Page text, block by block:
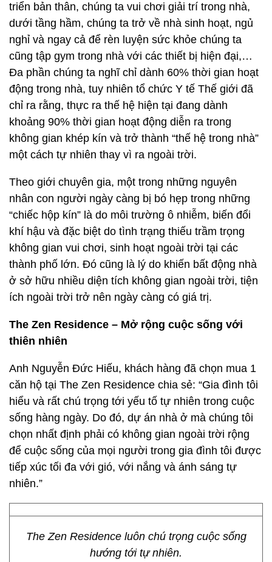
triển bản thân, chúng ta vui chơi giải trí trong nhà,
dưới tầng hầm, chúng ta trở về nhà sinh hoạt, ngủ
nghỉ và ngay cả để rèn luyện sức khỏe chúng ta
cũng tập gym trong nhà với các thiết bị hiện đại,…
Đa phần chúng ta nghĩ chỉ dành 60% thời gian hoạt
động trong nhà, tuy nhiên tổ chức Y tế Thế giới đã
chỉ ra rằng, thực ra thế hệ hiện tại đang dành
khoảng 90% thời gian hoạt động diễn ra trong
không gian khép kín và trở thành “thế hệ trong nhà”
một cách tự nhiên thay vì ra ngoài trời.
Theo giới chuyên gia, một trong những nguyên
nhân con người ngày càng bị bó hẹp trong những
“chiếc hộp kín” là do môi trường ô nhiễm, biến đổi
khí hậu và đặc biệt do tình trạng thiếu trầm trọng
không gian vui chơi, sinh hoạt ngoài trời tại các
thành phố lớn. Đó cũng là lý do khiến bất động nhà
ở sở hữu nhiều diện tích không gian ngoài trời, tiện
ích ngoài trời trở nên ngày càng có giá trị.
The Zen Residence – Mở rộng cuộc sống với
thiên nhiên
Anh Nguyễn Đức Hiếu, khách hàng đã chọn mua 1
căn hộ tại The Zen Residence chia sẻ: “Gia đình tôi
hiểu và rất chú trọng tới yếu tố tự nhiên trong cuộc
sống hàng ngày. Do đó, dự án nhà ở mà chúng tôi
chọn nhất định phải có không gian ngoài trời rộng
để cuộc sống của mọi người trong gia đình tôi được
tiếp xúc tối đa với gió, với nắng và ánh sáng tự
nhiên.”
The Zen Residence luôn chú trọng cuộc sống
hướng tới tự nhiên.